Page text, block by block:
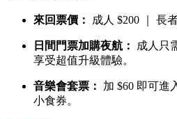
來回票價： 成人 $200 ｜ 長
日間門票加購夜航：
成人只
享受超值升級體驗。
音樂會套票：
加 $60 即可進
小食券。